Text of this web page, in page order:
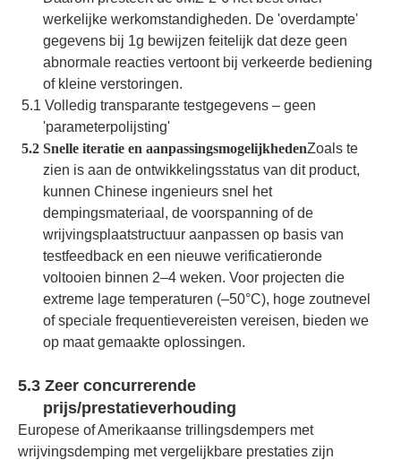
werkelijke werkomstandigheden. De 'overdampte'
gegevens bij 1g bewijzen feitelijk dat deze geen
abnormale reacties vertoont bij verkeerde bediening
of kleine verstoringen.
5.1 Volledig transparante testgegevens – geen
'parameterpolijsting'
5.2 Snelle iteratie en aanpassingsmogelijkhedenZoals te
zien is aan de ontwikkelingsstatus van dit product,
kunnen Chinese ingenieurs snel het
dempingsmateriaal, de voorspanning of de
wrijvingsplaatstructuur aanpassen op basis van
testfeedback en een nieuwe verificatieronde
voltooien binnen 2–4 weken. Voor projecten die
extreme lage temperaturen (–50°C), hoge zoutnevel
of speciale frequentievereisten vereisen, bieden we
op maat gemaakte oplossingen.
5.3 Zeer concurrerende
prijs/prestatieverhouding
Europese of Amerikaanse trillingsdempers met
wrijvingsdemping met vergelijkbare prestaties zijn